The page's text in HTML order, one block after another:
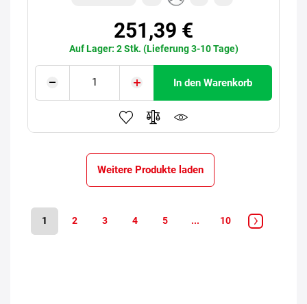
251,39 €
Auf Lager: 2 Stk. (Lieferung 3-10 Tage)
In den Warenkorb
Weitere Produkte laden
1 2 3 4 5 ... 10